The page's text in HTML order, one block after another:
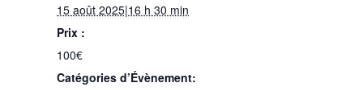
15 août 2025|16 h 30 min
Prix :
100€
Catégories d’Évènement: